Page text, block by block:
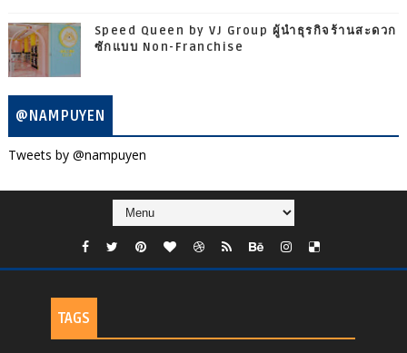
Speed Queen by VJ Group ผู้นำธุรกิจร้านสะดวก
ซักแบบ Non-Franchise
@NAMPUYEN
Tweets by @nampuyen
TAGS